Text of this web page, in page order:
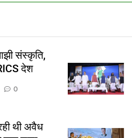
संस्कृति,
देश
0
थी अवैध